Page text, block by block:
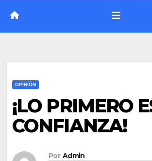
OPINIÓN
¡LO PRIMERO
CONFIANZA!
Por Admin